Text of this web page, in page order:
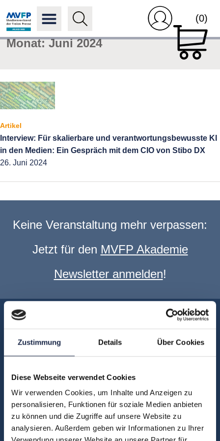
Zustimmung Details Über Cookies
Diese Webseite verwendet Cookies
Wir verwenden Cookies, um Inhalte und Anzeigen zu
personalisieren, Funktionen für soziale Medien anbieten
zu können und die Zugriffe auf unsere Website zu
analysieren. Außerdem geben wir Informationen zu Ihrer
(0)
Monat:Juni 2024
Artikel
Interview: Für skalierbare und verantwortungsbewusste KI
in den Medien: Ein Gespräch mit dem CIO von Stibo DX
26. Juni 2024
Keine Veranstaltung mehr verpassen:
Jetzt für den MVFP Akademie
Newsletter anmelden!
Akademie
Teilnehmerstimmen
Kontakt
Fachbereiche